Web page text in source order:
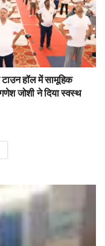
टाउन हॉल में सामूहिक
जोशी ने दिया स्वस्थ